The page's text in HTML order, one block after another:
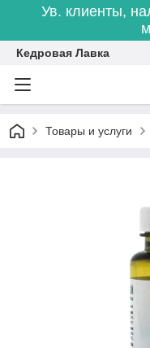
Ув. клиенты,
Кедровая Лавка
Товары и услуги